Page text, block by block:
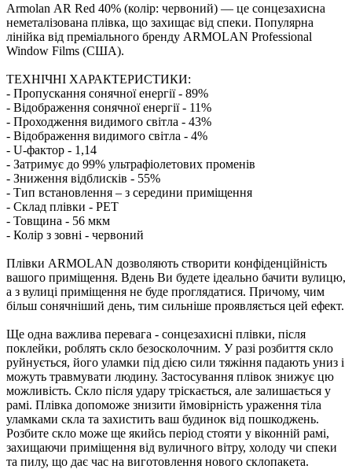
Armolan АR Red 40% (колір: червоний) — це сонцезахисна
неметалізована плівка, що захищає від спеки. Популярна
лінійка від преміального бренду ARMOLAN Professional
Window Films (США).
ТЕХНІЧНІ ХАРАКТЕРИСТИКИ:
- Пропускання сонячної енергії - 89%
- Відображення сонячної енергії - 11%
- Проходження видимого світла - 43%
- Відображення видимого світла - 4%
- U-фактор - 1,14
- Затримує до 99% ультрафіолетових променів
- Зниження відблисків - 55%
- Тип встановлення – з середини приміщення
- Склад плівки - PET
- Товщина - 56 мкм
- Колір з зовні - червоний
Плівки ARMOLAN дозволяють створити конфіденційність
вашого приміщення. Вдень Ви будете ідеально бачити вулицю,
а з вулиці приміщення не буде проглядатися. Причому, чим
більш сонячніший день, тим сильніше проявляється цей ефект.
Ще одна важлива перевага - сонцезахисні плівки, після
поклейки, роблять скло безосколочним. У разі розбиття скло
руйнується, його уламки під дією сили тяжіння падають униз і
можуть травмувати людину. Застосування плівок знижує цю
можливість. Скло після удару тріскається, але залишається у
рамі. Плівка допоможе знизити ймовірність ураження тіла
уламками скла та захистить ваш будинок від пошкоджень.
Розбите скло може ще якийсь період стояти у віконній рамі,
захищаючи приміщення від вуличного вітру, холоду чи спеки
та пилу, що дає час на виготовлення нового склопакета.